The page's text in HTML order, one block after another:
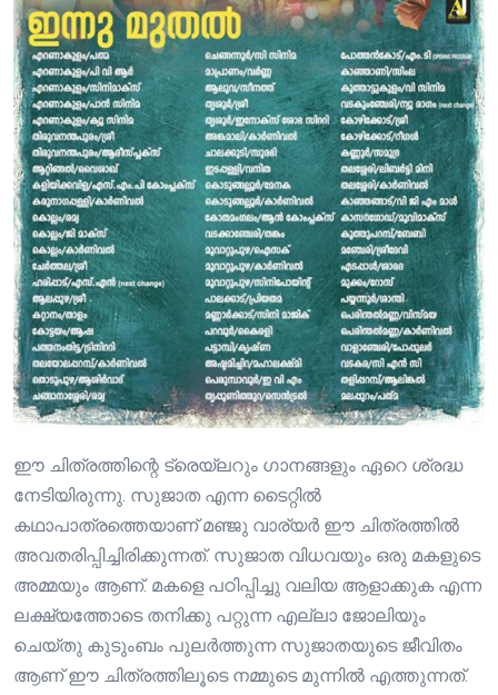
ഈ ചിത്രത്തിന്റെ ട്രെയ്‌ലറും ഗാനങ്ങളും ഏറെ ശ്രദ്ധ
നേടിയിരുന്നു. സുജാത എന്ന ടൈറ്റിൽ
കഥാപാത്രത്തെയാണ് മഞ്ജു വാര്യർ ഈ ചിത്രത്തിൽ
അവതരിപ്പിച്ചിരിക്കുന്നത്. സുജാത വിധവയും ഒരു മകളുടെ
അമ്മയും ആണ്. മകളെ പഠിപ്പിച്ചു വലിയ ആളാക്കുക എന്ന
ലക്ഷ്യത്തോടെ തനിക്കു പറ്റുന്ന എല്ലാ ജോലിയും
ചെയ്തു കുടുംബം പുലർത്തുന്ന സുജാതയുടെ ജീവിതം
ആണ് ഈ ചിത്രത്തിലൂടെ നമ്മുടെ മുന്നിൽ എത്തുന്നത്.